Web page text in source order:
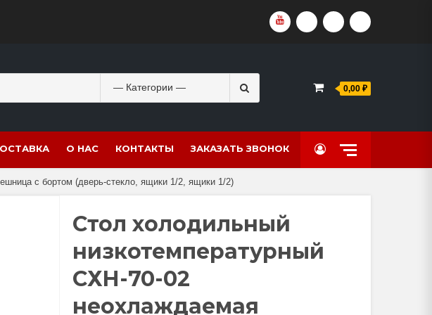
YOUTUBEVKVIDEORUTUBEDZEN
for:
0,00 ₽
О НАС КОНТАКТЫ ЗАКАЗАТЬ ЗВОНОК
с бортом (дверь-стекло, ящики 1/2, ящики 1/2)
Стол холодильный
низкотемпературный
СХН-70-02
неохлаждаемая